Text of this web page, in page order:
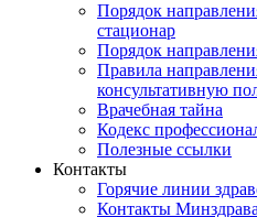
Порядок
стационар
Порядок
Правила
консультативную
Врачебная тайна
Кодекс
Полезные ссылки
Контакты
Горячие линии
Контакты